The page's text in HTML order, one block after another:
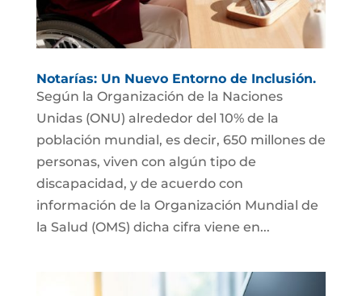
Notarías: Un Nuevo Entorno de Inclusión.
Según la Organización de la Naciones
Unidas (ONU) alrededor del 10% de la
población mundial, es decir, 650 millones de
personas, viven con algún tipo de
discapacidad, y de acuerdo con
información de la Organización Mundial de
la Salud (OMS) dicha cifra viene en...